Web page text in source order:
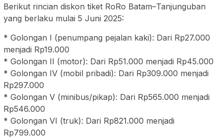
Berikut rincian diskon tiket RoRo Batam–Tanjunguban
yang berlaku mulai 5 Juni 2025:
* Golongan I (penumpang pejalan kaki): Dari Rp27.000
menjadi Rp19.000
* Golongan II (motor): Dari Rp51.000 menjadi Rp45.000
* Golongan IV (mobil pribadi): Dari Rp309.000 menjadi
Rp297.000
* Golongan V (minibus/pikap): Dari Rp565.000 menjadi
Rp546.000
* Golongan VI (truk): Dari Rp821.000 menjadi
Rp799.000